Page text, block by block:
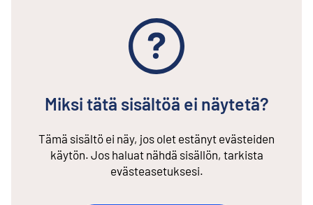
Miksi tätä sisältöä ei näytetä?
Tämä sisältö ei näy, jos olet estänyt evästeiden
käytön. Jos haluat nähdä sisällön, tarkista
evästeasetuksesi.